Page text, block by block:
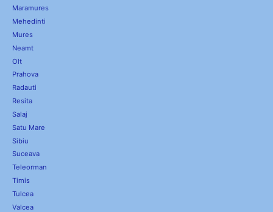
Maramures
Mehedinti
Mures
Neamt
Olt
Prahova
Radauti
Resita
Salaj
Satu Mare
Sibiu
Suceava
Teleorman
Timis
Tulcea
Valcea